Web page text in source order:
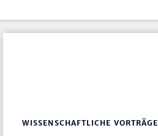
WISSENSCHAFTLICHE VORTRÄGE